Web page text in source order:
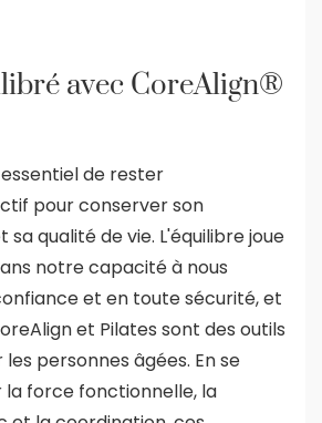
avec CoreAlign®
de rester
pour conserver son
qualité de vie. L'équilibre joue
notre capacité à nous
et en toute sécurité, et
et Pilates sont des outils
personnes âgées. En se
force fonctionnelle, la